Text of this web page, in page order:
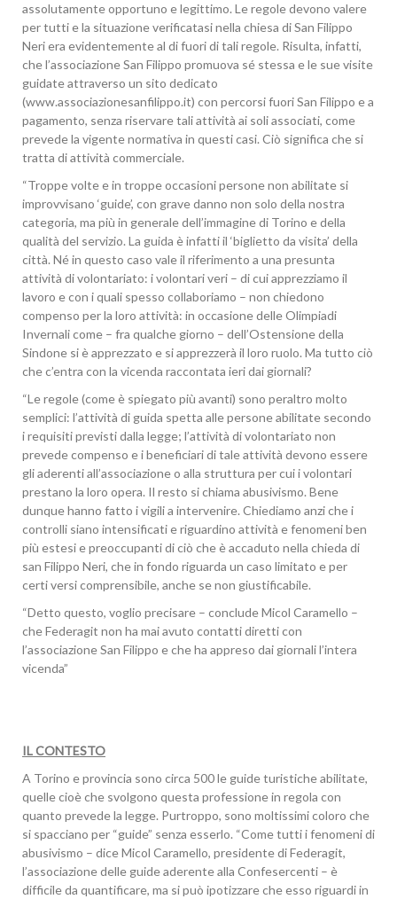
assolutamente opportuno e legittimo. Le regole devono valere
per tutti e la situazione verificatasi nella chiesa di San Filippo
Neri era evidentemente al di fuori di tali regole. Risulta, infatti,
che l’associazione San Filippo promuova sé stessa e le sue visite
guidate attraverso un sito dedicato
(www.associazionesanfilippo.it) con percorsi fuori San Filippo e a
pagamento, senza riservare tali attività ai soli associati, come
prevede la vigente normativa in questi casi. Ciò significa che si
tratta di attività commerciale.
“Troppe volte e in troppe occasioni persone non abilitate si
improvvisano ‘guide’, con grave danno non solo della nostra
categoria, ma più in generale dell’immagine di Torino e della
qualità del servizio. La guida è infatti il ‘biglietto da visita’ della
città. Né in questo caso vale il riferimento a una presunta
attività di volontariato: i volontari veri – di cui apprezziamo il
lavoro e con i quali spesso collaboriamo – non chiedono
compenso per la loro attività: in occasione delle Olimpiadi
Invernali come – fra qualche giorno – dell’Ostensione della
Sindone si è apprezzato e si apprezzerà il loro ruolo. Ma tutto ciò
che c’entra con la vicenda raccontata ieri dai giornali?
“Le regole (come è spiegato più avanti) sono peraltro molto
semplici: l’attività di guida spetta alle persone abilitate secondo
i requisiti previsti dalla legge; l’attività di volontariato non
prevede compenso e i beneficiari di tale attività devono essere
gli aderenti all’associazione o alla struttura per cui i volontari
prestano la loro opera. Il resto si chiama abusivismo. Bene
dunque hanno fatto i vigili a intervenire. Chiediamo anzi che i
controlli siano intensificati e riguardino attività e fenomeni ben
più estesi e preoccupanti di ciò che è accaduto nella chieda di
san Filippo Neri, che in fondo riguarda un caso limitato e per
certi versi comprensibile, anche se non giustificabile.
“Detto questo, voglio precisare – conclude Micol Caramello –
che Federagit non ha mai avuto contatti diretti con
l’associazione San Filippo e che ha appreso dai giornali l’intera
vicenda”
IL CONTESTO
A Torino e provincia sono circa 500 le guide turistiche abilitate,
quelle cioè che svolgono questa professione in regola con
quanto prevede la legge. Purtroppo, sono moltissimi coloro che
si spacciano per “guide” senza esserlo. “Come tutti i fenomeni di
abusivismo – dice Micol Caramello, presidente di Federagit,
l’associazione delle guide aderente alla Confesercenti – è
difficile da quantificare, ma si può ipotizzare che esso riguardi in